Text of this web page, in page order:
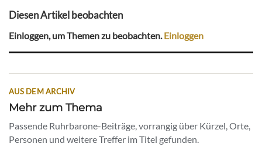
Diesen Artikel beobachten
Einloggen, um Themen zu beobachten.Einloggen
AUS DEM ARCHIV
Mehr zum Thema
Passende Ruhrbarone-Beiträge, vorrangig über Kürzel, Orte,
Personen und weitere Treffer im Titel gefunden.